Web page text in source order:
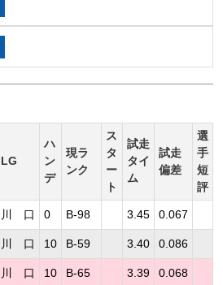
LG
ハ
ン
デ
現ラ
ンク
ス
タ
ー
ト
試走
タイ
ム
試走
偏差
選
手
短
評
川 口 0 B-98 3.45 0.067
川 口 10 B-59 3.40 0.086
川 口 10 B-65 3.39 0.068